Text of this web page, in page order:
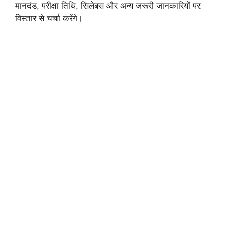
मानदंड, परीक्षा तिथि, सिलेबस और अन्य जरूरी जानकारियों पर
विस्तार से चर्चा करेंगे।